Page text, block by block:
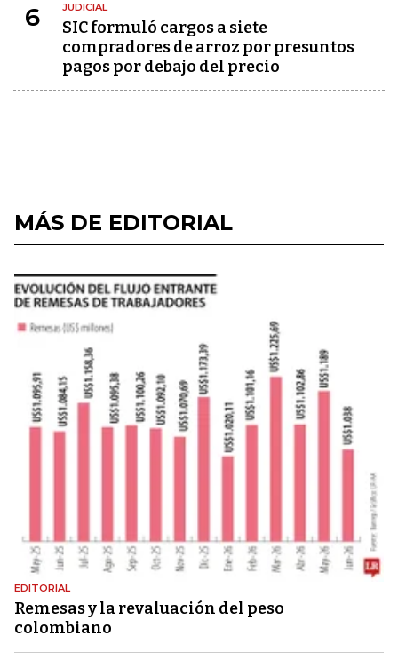
6 JUDICIAL
SIC formuló cargos a siete
compradores de arroz por presuntos
pagos por debajo del precio
MÁS DE EDITORIAL
EDITORIAL
Remesas y la revaluación del peso
colombiano